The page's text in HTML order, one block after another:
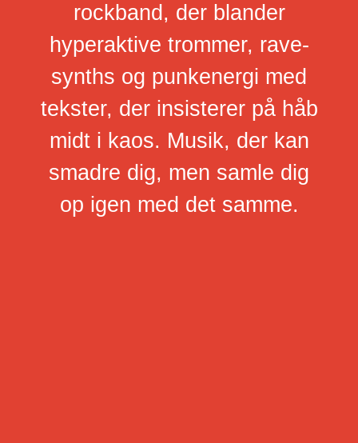
rockband, der blander
hyperaktive trommer, rave-
synths og punkenergi med
tekster, der insisterer på håb
midt i kaos. Musik, der kan
smadre dig, men samle dig
op igen med det samme.